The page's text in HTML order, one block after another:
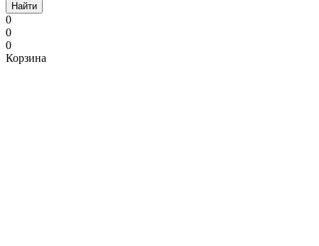
Найти
0
0
0
Корзина